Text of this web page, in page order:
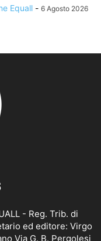
Equall - 6 Agosto 2026
- Reg. Trib. di
ed editore: Virgo
Via G. B. Pergolesi